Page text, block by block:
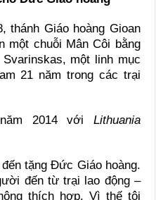
thánh Giáo hoàng Gioan
một chuỗi Mân Côi bằng
một linh mục
21 năm trong các trại
2014 với Lithuania
tặng Đức Giáo hoàng.
đến từ trại lao động –
thích hợp. Vì thế tôi